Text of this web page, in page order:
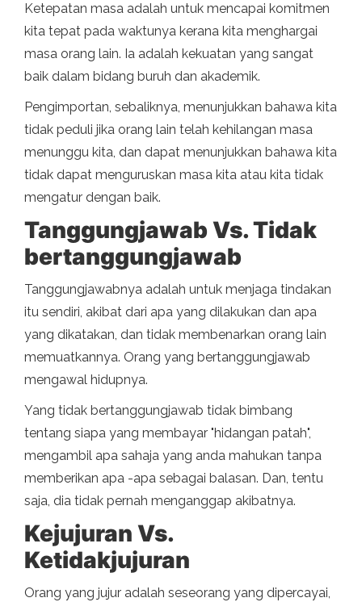
Ketepatan masa adalah untuk mencapai komitmen
kita tepat pada waktunya kerana kita menghargai
masa orang lain. Ia adalah kekuatan yang sangat
baik dalam bidang buruh dan akademik.
Pengimportan, sebaliknya, menunjukkan bahawa kita
tidak peduli jika orang lain telah kehilangan masa
menunggu kita, dan dapat menunjukkan bahawa kita
tidak dapat menguruskan masa kita atau kita tidak
mengatur dengan baik.
Tanggungjawab Vs. Tidak
bertanggungjawab
Tanggungjawabnya adalah untuk menjaga tindakan
itu sendiri, akibat dari apa yang dilakukan dan apa
yang dikatakan, dan tidak membenarkan orang lain
memuatkannya. Orang yang bertanggungjawab
mengawal hidupnya.
Yang tidak bertanggungjawab tidak bimbang
tentang siapa yang membayar "hidangan patah",
mengambil apa sahaja yang anda mahukan tanpa
memberikan apa -apa sebagai balasan. Dan, tentu
saja, dia tidak pernah menganggap akibatnya.
Kejujuran Vs.
Ketidakjujuran
Orang yang jujur ​​adalah seseorang yang dipercayai,